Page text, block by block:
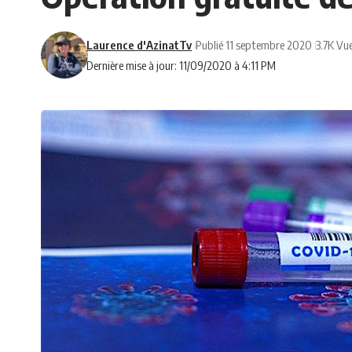
Dernière mise à jour: 11/09/2020 à 4:11 PM
Laurence d'AzinatTv Publié 11 septembre 2020 3.7K